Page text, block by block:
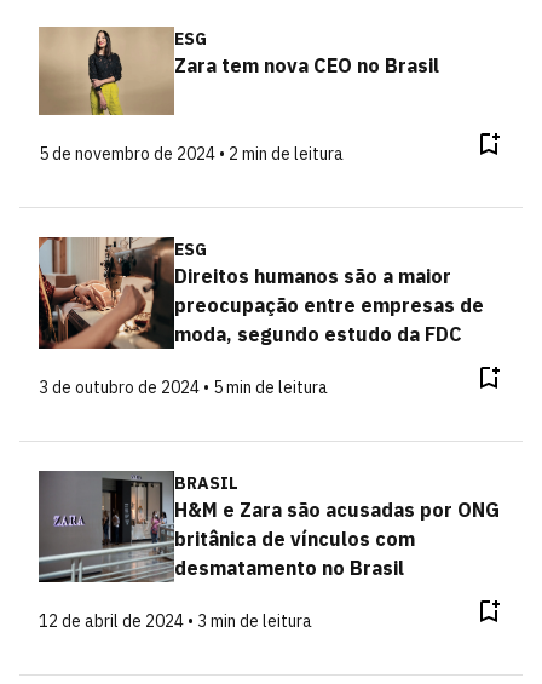
ESG
Zara tem nova CEO no Brasil
5 de novembro de 2024 • 2 min de leitura
ESG
Direitos humanos são a maior
preocupação entre empresas de
moda, segundo estudo da FDC
3 de outubro de 2024 • 5 min de leitura
BRASIL
H&M e Zara são acusadas por ONG
britânica de vínculos com
desmatamento no Brasil
12 de abril de 2024 • 3 min de leitura